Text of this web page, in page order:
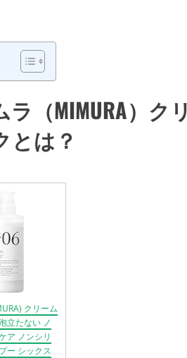
ラ（MIMURA）
とは？
クリーム
立たない ノ
ア ノンシリ
ー シックス